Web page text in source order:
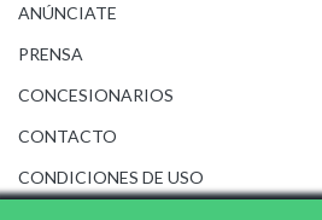
ANÚNCIATE
PRENSA
CONCESIONARIOS
CONTACTO
CONDICIONES DE USO